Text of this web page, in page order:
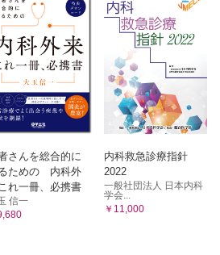
岩間祐基，三輪真嗣
，三宅基隆，三輪真嗣
亨，長田周治，三輪真嗣
，岩間祐基，三輪真嗣
腫 久岡正典，三宅基隆，三輪真嗣
典，鈴木智大・江原 茂，三輪真嗣
紡錘形細胞腫瘍 加藤雅大，神島 保，三輪
史，小橋由紋子，三輪真嗣
史，小橋由紋子，三輪真嗣
化小円形細胞肉腫
，青木隆敏，相羽久輝
性腫瘍
貞史，藤本 肇，木村浩明
線維骨化偽腫瘍 田宮貞史，藤本
貞史，藤本 肇，木村浩明
介，神島 保，木村浩明
腫 柴 瑛介，神島 保，木村浩明
）
底線維腫症 田宮貞史，藤本 肇，木
腫症 田宮貞史，藤本 肇，木村浩明
）
さんを総合的に
ための 内科外
れ一冊、必携書
信一
内科救急診療指針
2022
一般社団法人 日本内科
学会...
￥11,000